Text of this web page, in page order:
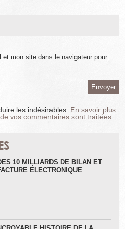
et mon site dans le navigateur pour
les indésirables. En savoir plus
vos commentaires sont traitées
10 MILLIARDS DE BILAN ET
ÉLECTRONIQUE